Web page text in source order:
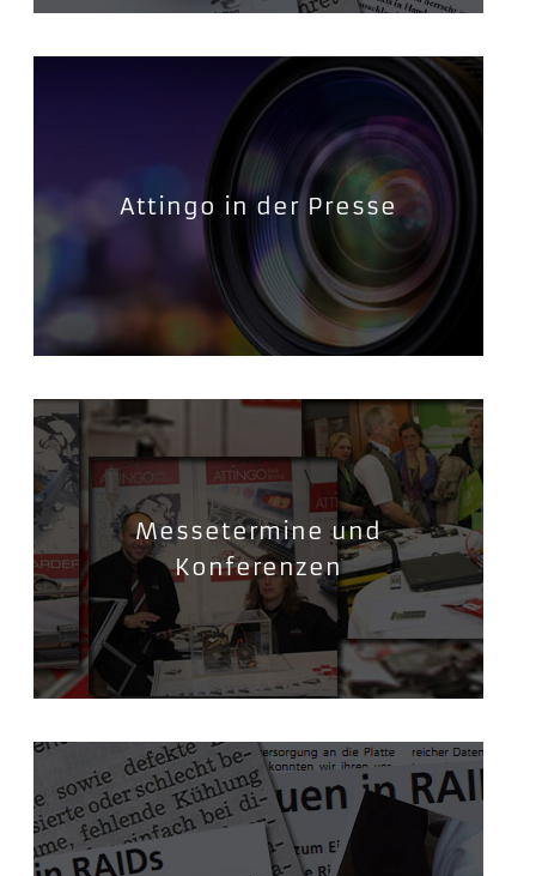
Attingo in der Presse
Messetermine und
Konferenzen